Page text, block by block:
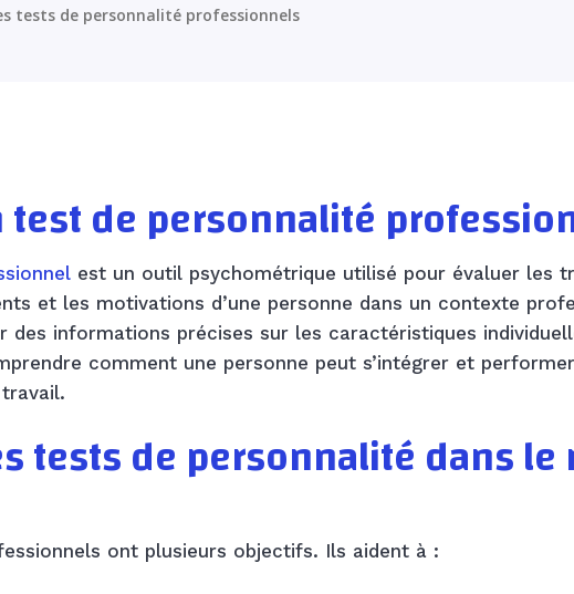
tests de personnalité professionnels
test de personnalité
est un outil psychométrique utilisé pour évaluer les
et les motivations d’une personne dans un contexte
informations précises sur les caractéristiques
comment une personne peut s’intégrer et
tests de personnalité dans le
ont plusieurs objectifs. Ils aident à :